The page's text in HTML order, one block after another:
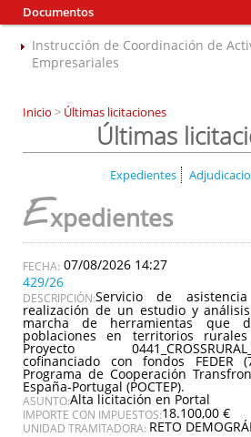
Documentos
Instrucción de Coordinación de
Empresariales
Inicio > Últimas licitaciones
Últimas
Expedientes
Expedientes
07/08/2026 14:27
429/26
DESCRIPCIÓN:Servicio de
realización de un estudio y
marcha de herramientas que
poblaciones en territorios
Proyecto
cofinanciado con fondos FEDER
Programa de Cooperación
España-Portugal (POCTEP).
ASUNTO:Alta licitación en Portal
IMPORTE CON IMPUESTOS:18.100,00 €
UNIDAD TRAMITADORA: RETO